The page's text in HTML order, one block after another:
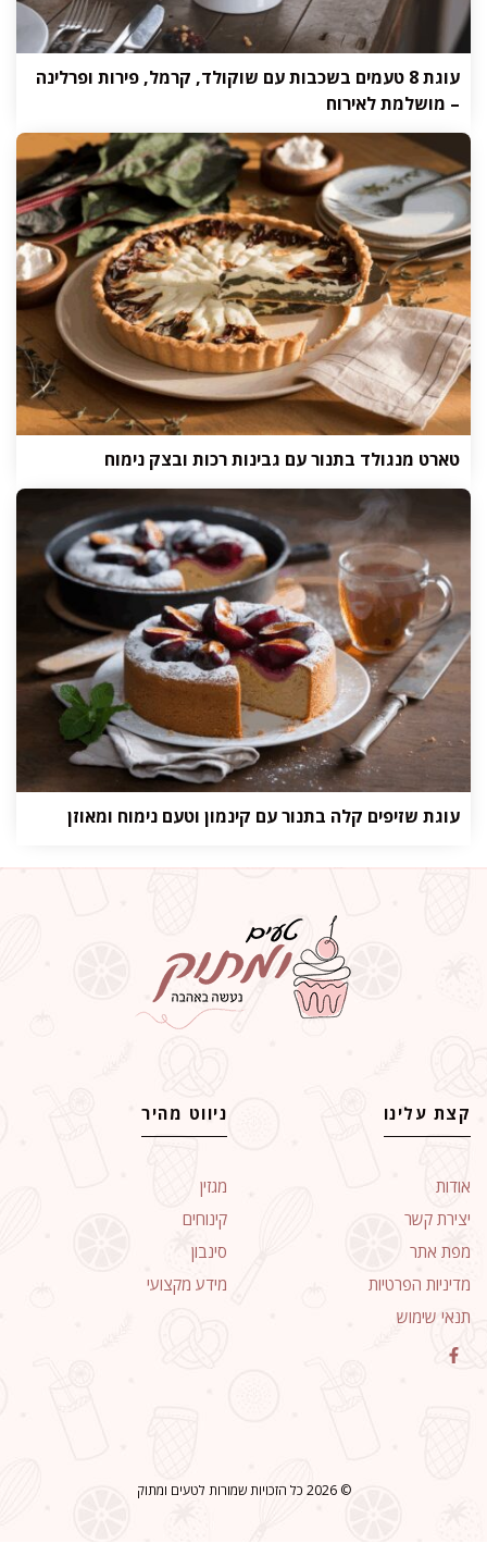
עוגת 8 טעמים בשכבות עם שוקולד, קרמל, פירות ופרלינה
– מושלמת לאירוח
טארט מנגולד בתנור עם גבינות רכות ובצק נימוח
עוגת שזיפים קלה בתנור עם קינמון וטעם נימוח ומאוזן
קצת עלינו
אודות
יצירת קשר
מפת אתר
מדיניות הפרטיות
תנאי שימוש
ניווט מהיר
מגזין
קינוחים
סינבון
מידע מקצועי
© 2026 כל הזכויות שמורות לטעים ומתוק